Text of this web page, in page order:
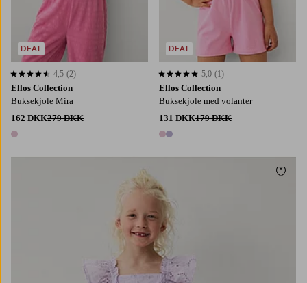
Ellos Collection
Buksekjole Mira
162 DKK279 DKK
1 farve
4,5 baseret på 2 bedømmelser
4,5 (2)
DEAL
Ellos Collection
Buksekjole med volanter
131 DKK179 DKK
2 farver
5,0 baseret på 1 bedømmelser
5,0 (1)
DEAL